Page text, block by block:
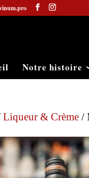
Notre histoire
Liqueur & Crème /